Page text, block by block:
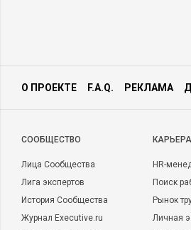
О ПРОЕКТЕ F.A.Q. РЕКЛАМА
CООБЩЕСТВО
Лица Сообщества
Лига экспертов
История Сообщества
Журнал Executive.ru
КАРЬЕРА
HR-
Поиск
Рынок
Личная